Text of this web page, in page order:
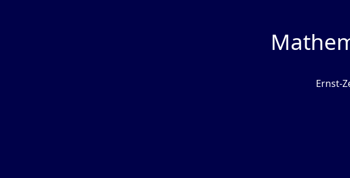
Ernst-